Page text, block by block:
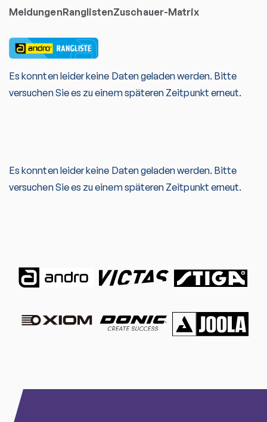
MeldungenRanglistenZuschauer-Matrix
Es konnten leider keine Daten geladen werden. Bitte
versuchen Sie es zu einem späteren Zeitpunkt erneut.
Es konnten leider keine Daten geladen werden. Bitte
versuchen Sie es zu einem späteren Zeitpunkt erneut.